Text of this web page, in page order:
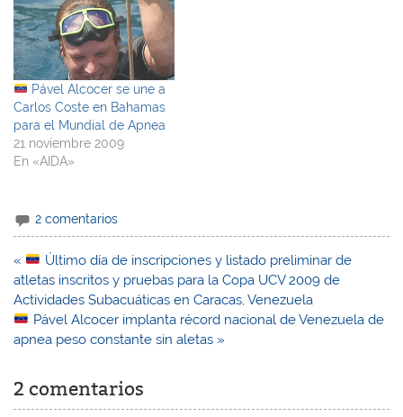
Pável Alcocer se une a
Carlos Coste en Bahamas
para el Mundial de Apnea
21 noviembre 2009
En «AIDA»
2 comentarios
Navegación
de
entradas
«
Último día de inscripciones y listado preliminar de
atletas inscritos y pruebas para la Copa UCV 2009 de
Actividades Subacuáticas en Caracas, Venezuela
Pável Alcocer implanta récord nacional de Venezuela de
apnea peso constante sin aletas »
2 comentarios